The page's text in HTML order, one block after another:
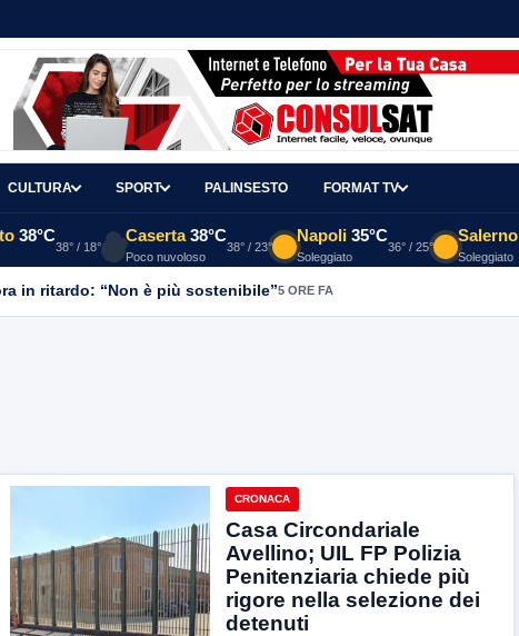
CULTURA SPORT PALINSESTO FORMAT TV
38°C
38° / 18°
Caserta 38°C
Poco nuvoloso
38° / 23°
Napoli 35°C
Soleggiato
36° / 25°
Salerno
Soleggiato
in ritardo: “Non è più sostenibile”5 ORE FA
CRONACA
Casa Circondariale
Avellino; UIL FP Polizia
Penitenziaria chiede più
rigore nella selezione dei
detenuti